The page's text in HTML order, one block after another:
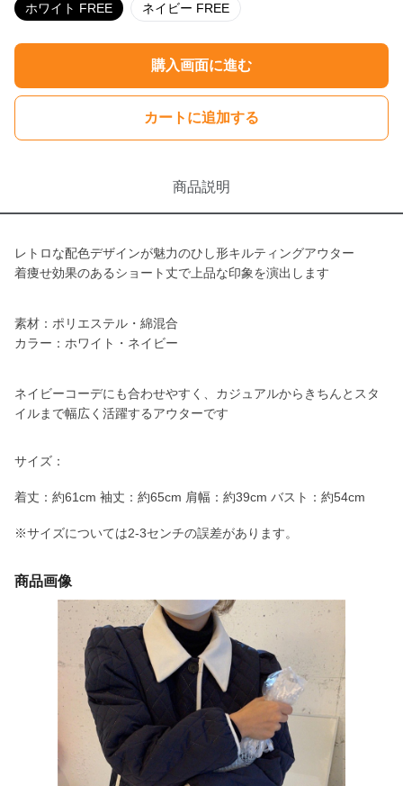
ホワイト FREE ネイビー FREE
購入画面に進む
カートに追加する
商品説明
レトロな配色デザインが魅力のひし形キルティングアウター
着痩せ効果のあるショート丈で上品な印象を演出します
素材：ポリエステル・綿混合
カラー：ホワイト・ネイビー
ネイビーコーデにも合わせやすく、カジュアルからきちんとスタ
イルまで幅広く活躍するアウターです
サイズ：
着丈：約61cm 袖丈：約65cm 肩幅：約39cm バスト：約54cm
※サイズについては2-3センチの誤差があります。
商品画像